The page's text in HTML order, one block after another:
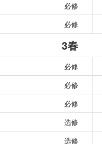
必修
必修
3春
必修
必修
必修
选修
选修